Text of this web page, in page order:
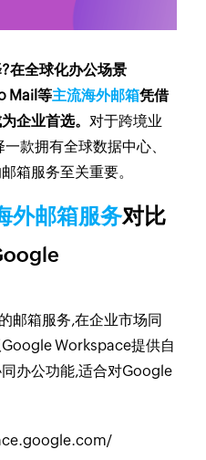
在全球化办公场景
Mail等主流海外邮箱凭借
企业首选。对于跨境业
款拥有全球数据中心、
箱服务至关重要。
外邮箱服务对比
邮箱服务,在企业市场同
Workspace提供自
办公功能,适合对Google